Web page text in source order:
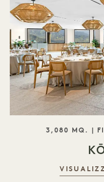
SLOGAN
3,080 MQ. |